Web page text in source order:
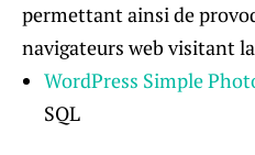
permettant ainsi de
navigateurs web visitant
WordPress Simple
SQL